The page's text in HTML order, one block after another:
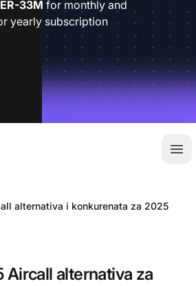
33M for monthly and
yearly subscription
alternativa i konkurenata za 2025
Aircall alternativa za